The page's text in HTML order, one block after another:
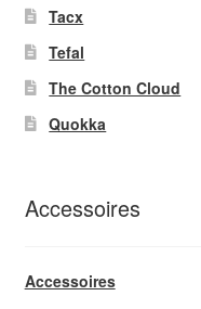
Tacx
Tefal
The Cotton Cloud
Quokka
Accessoires
Accessoires